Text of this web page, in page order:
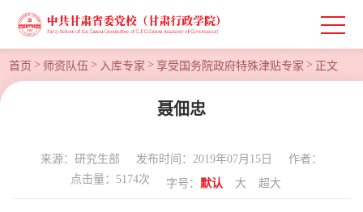
首页 > 师资队伍 > 入库专家 > 享受国务院政府特殊津贴专家 > 正文
聂佃忠
来源：研究生部 发布时间：2019年07月15日
作者：
点击量： 5174次 字号： 默认 大 超大